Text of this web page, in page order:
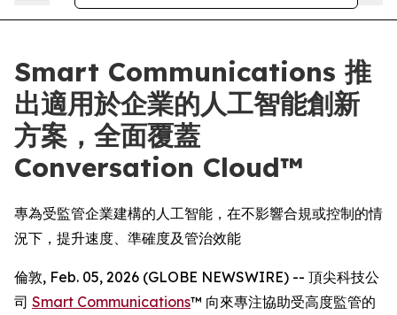
Smart Communications 推
出適用於企業的人工智能創新
方案，全面覆蓋
Conversation Cloud™
專為受監管企業建構的人工智能，在不影響合規或控制的情
況下，提升速度、準確度及管治效能
倫敦, Feb. 05, 2026 (GLOBE NEWSWIRE) -- 頂尖科技公
司 Smart Communications™ 向來專注協助受高度監管的